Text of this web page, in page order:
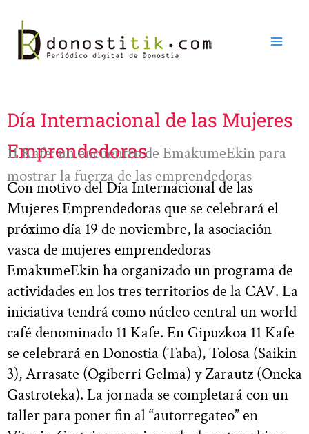
contenido
Día Internacional de las Mujeres
Emprendedoras
11 Kafe: un encuentro de EmakumeEkin para
mostrar la fuerza de las emprendedoras
Con motivo del Día Internacional de las
Mujeres Emprendedoras que se celebrará el
próximo día 19 de noviembre, la asociación
vasca de mujeres emprendedoras
EmakumeEkin ha organizado un programa de
actividades en los tres territorios de la CAV. La
iniciativa tendrá como núcleo central un world
café denominado 11 Kafe. En Gipuzkoa 11 Kafe
se celebrará en Donostia (Taba), Tolosa (Saikin
3), Arrasate (Ogiberri Gelma) y Zarautz (Oneka
Gastroteka). La jornada se completará con un
taller para poner fin al “autorregateo” en